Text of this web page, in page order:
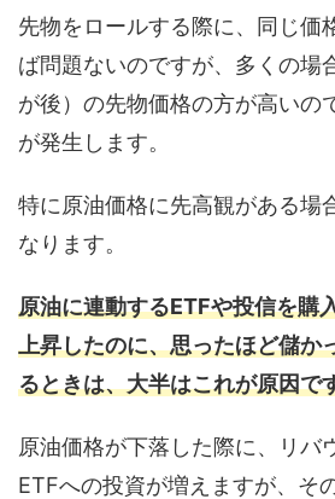
先物をロールする際に、同じ価
ば問題ないのですが、多くの場
が後）の先物価格の方が高いの
が発生します。
特に原油価格に先高観がある場
なります。
原油に連動するETFや投信を購
上昇したのに、思ったほど儲か
るときは、大半はこれが原因で
原油価格が下落した際に、リバ
ETFへの投資が増えますが、そ